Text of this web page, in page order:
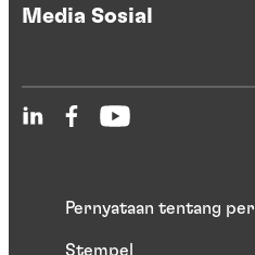
Media Sosial
Pernyataan tentang
Stempel